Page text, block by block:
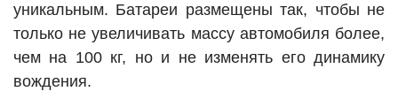
уникальным. Батареи размещены так, чтобы не
только не увеличивать массу автомобиля более,
чем на 100 кг, но и не изменять его динамику
вождения.